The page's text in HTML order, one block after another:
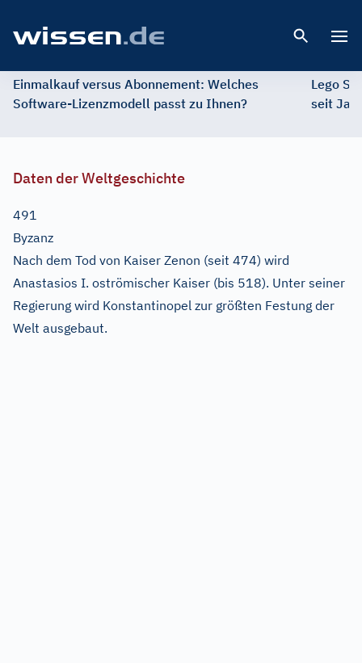
Einmalkauf versus Abonnement: Welches
Software-Lizenzmodell passt zu Ihnen?
Lego
seit
Daten der Weltgeschichte
491
Byzanz
Nach dem Tod von Kaiser Zenon (seit 474) wird
Anastasios I. oströmischer Kaiser (bis 518). Unter seiner
Regierung wird Konstantinopel zur größten Festung der
Welt ausgebaut.